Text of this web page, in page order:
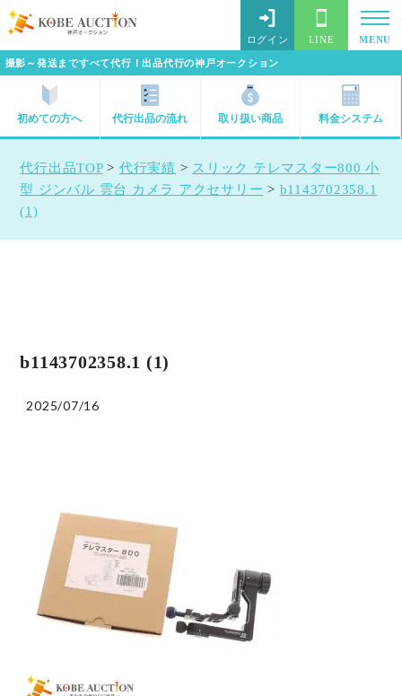
撮影～発送まですべて代行！出品代行の神戸オークション
ログイン LINE MENU
初めての方へ 代行出品の流れ 取り扱い商品 料金システム
代行出品TOP> 代行実績 > スリック テレマスター800 小
型 ジンバル 雲台 カメラ アクセサリー > b1143702358.1
(1)
b1143702358.1 (1)
2025/07/16